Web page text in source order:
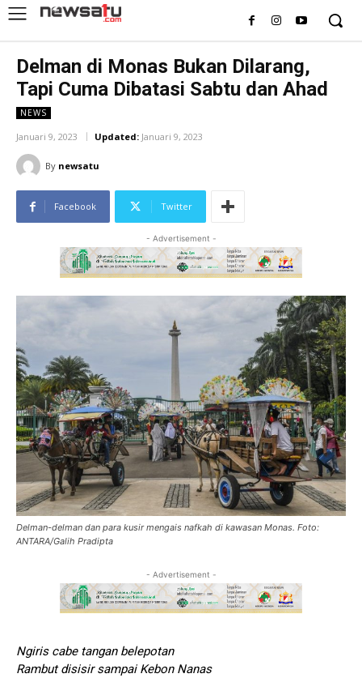
Delman di Monas Bukan Dilarang,
Tapi Cuma Dibatasi Sabtu dan Ahad
NEWS
Januari 9, 2023 Updated: Januari 9, 2023
By newsatu
Facebook Twitter
- Advertisement -
Delman-delman dan para kusir mengais nafkah di kawasan Monas. Foto:
ANTARA/Galih Pradipta
- Advertisement -
Ngiris cabe tangan belepotan
Rambut disisir sampai Kebon Nanas